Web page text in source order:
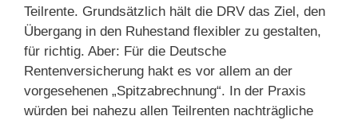
Teilrente. Grundsätzlich hält die DRV das Ziel, den
Übergang in den Ruhestand flexibler zu gestalten,
für richtig. Aber: Für die Deutsche
Rentenversicherung hakt es vor allem an der
vorgesehenen „Spitzabrechnung“. In der Praxis
würden bei nahezu allen Teilrenten nachträgliche